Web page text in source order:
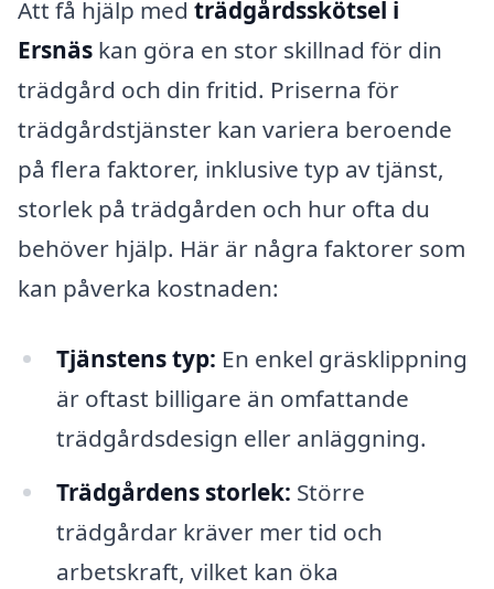
Att få hjälp med trädgårdsskötsel i
Ersnäs kan göra en stor skillnad för din
trädgård och din fritid. Priserna för
trädgårdstjänster kan variera beroende
på flera faktorer, inklusive typ av tjänst,
storlek på trädgården och hur ofta du
behöver hjälp. Här är några faktorer som
kan påverka kostnaden:
Tjänstens typ: En enkel gräsklippning
är oftast billigare än omfattande
trädgårdsdesign eller anläggning.
Trädgårdens storlek: Större
trädgårdar kräver mer tid och
arbetskraft, vilket kan öka